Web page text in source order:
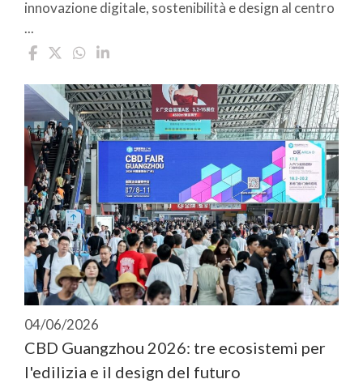
innovazione digitale, sostenibilità e design al centro
...
04/06/2026
CBD Guangzhou 2026: tre ecosistemi per
l'edilizia e il design del futuro